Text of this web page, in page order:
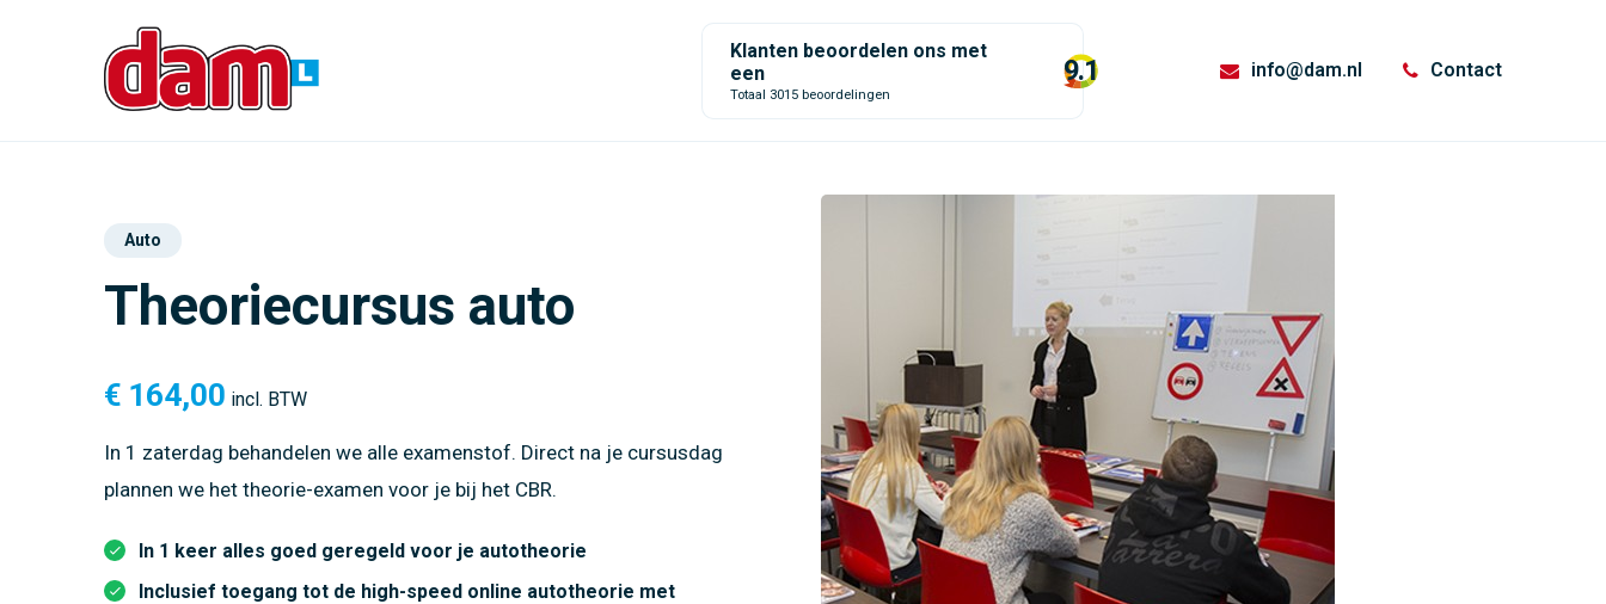
9.1
Klanten beoordelen ons met
een
Totaal 3015 beoordelingen
info@dam.nl Contact
Auto
Theoriecursus auto
€ 164,00 incl. BTW
In 1 zaterdag behandelen we alle examenstof. Direct na je cursusdag
plannen we het theorie-examen voor je bij het CBR.
In 1 keer alles goed geregeld voor je autotheorie
Inclusief toegang tot de high-speed online autotheorie met